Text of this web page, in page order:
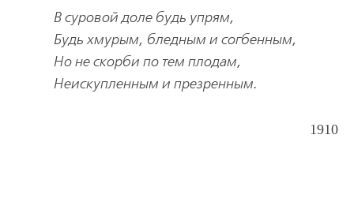
В суровой доле будь упрям,
Будь хмурым, бледным и согбенным,
Но не скорби по тем плодам,
Неискупленным и презренным.
1910